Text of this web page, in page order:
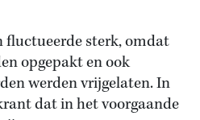
fluctueerde sterk, omdat
opgepakt en ook
werden vrijgelaten. In
dat in het voorgaande